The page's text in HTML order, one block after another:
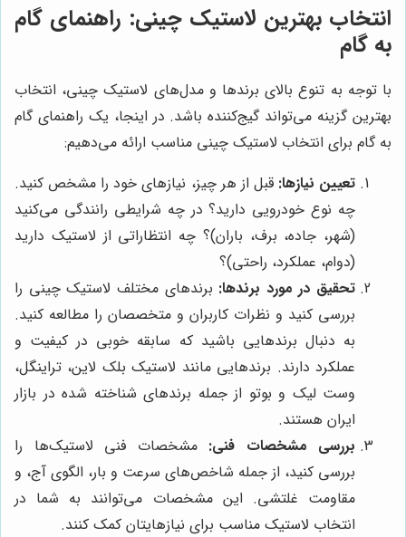
انتخاب بهترین لاستیک چینی: راهنمای گام
به گام
با توجه به تنوع بالای برندها و مدل‌های لاستیک چینی، انتخاب
بهترین گزینه می‌تواند گیج‌کننده باشد. در اینجا، یک راهنمای گام
به گام برای انتخاب لاستیک چینی مناسب ارائه می‌دهیم:
تعیین نیازها: قبل از هر چیز، نیازهای خود را مشخص کنید.
چه نوع خودرویی دارید؟ در چه شرایطی رانندگی می‌کنید
(شهر، جاده، برف، باران)؟ چه انتظاراتی از لاستیک دارید
(دوام، عملکرد، راحتی)؟
تحقیق در مورد برندها: برندهای مختلف لاستیک چینی را
بررسی کنید و نظرات کاربران و متخصصان را مطالعه کنید.
به دنبال برندهایی باشید که سابقه خوبی در کیفیت و
عملکرد دارند. برندهایی مانند لاستیک بلک لاین، تراینگل،
وست لیک و بوتو از جمله برندهای شناخته شده در بازار
ایران هستند.
بررسی مشخصات فنی: مشخصات فنی لاستیک‌ها را
بررسی کنید، از جمله شاخص‌های سرعت و بار، الگوی آج، و
مقاومت غلتشی. این مشخصات می‌توانند به شما در
انتخاب لاستیک مناسب برای نیازهایتان کمک کنند.